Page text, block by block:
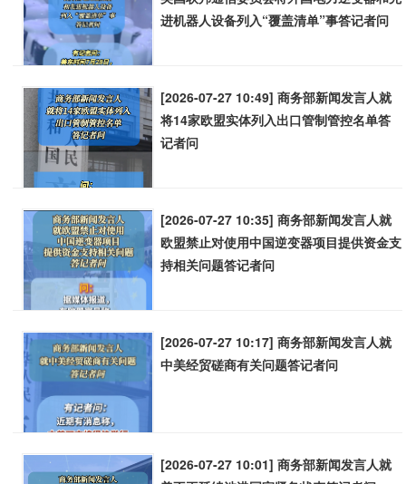
进机器人设备列入“覆盖清单”事答记者问
[2026-07-27 10:49] 商务部新闻发言人就
将14家欧盟实体列入出口管制管控名单答
记者问
[2026-07-27 10:35] 商务部新闻发言人就
欧盟禁止对使用中国逆变器项目提供资金支
持相关问题答记者问
[2026-07-27 10:17] 商务部新闻发言人就
中美经贸磋商有关问题答记者问
[2026-07-27 10:01] 商务部新闻发言人就